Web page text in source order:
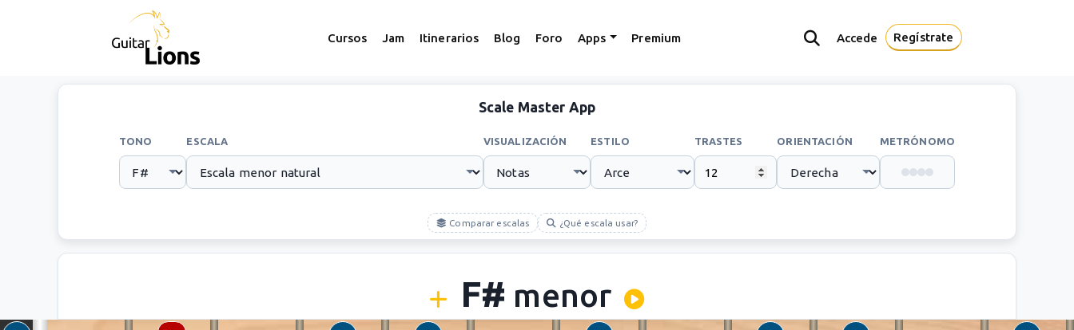
Cursos Jam Itinerarios Blog Foro Apps Premium Accede Regístrate
Scale Master App
TONO ESCALA VISUALIZACIÓN ESTILO TRASTES ORIENTACIÓN METRÓNOMO
Comparar escalas ¿Qué escala usar?
F# menor